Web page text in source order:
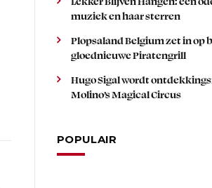
muziek en haar sterren
Plopsaland Belgium zet in op
gloednieuwe Piratengrill
Hugo Sigal wordt
Molino’s Magical Circus
POPULAIR